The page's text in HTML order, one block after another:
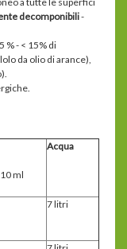
decomponibili-
% - < 15% di
da olio di arance),
ml
Acqua
7 litri